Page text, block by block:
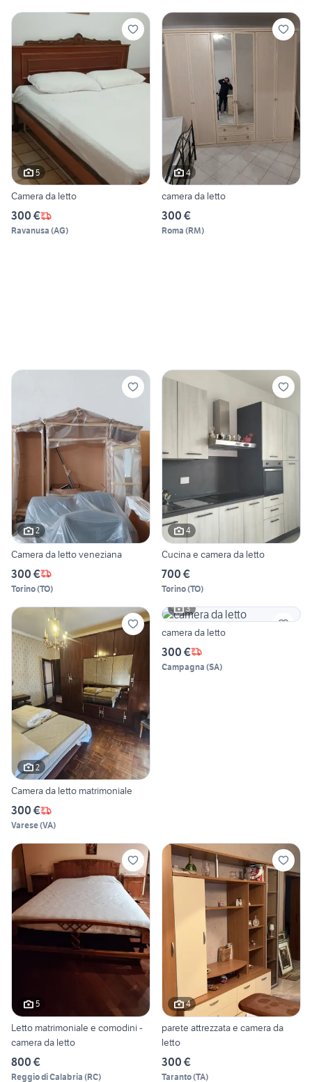
5
Camera da letto
300 €
Ravanusa (AG)
4
camera da letto
300 €
Roma (RM)
2
Camera da letto veneziana
300 €
Torino(TO)
4
Cucina e camera da letto
700 €
Torino(TO)
2
Camera da letto matrimoniale
300 €
Varese(VA)
3
camera da letto
300 €
Campagna (SA)
5
Letto matrimoniale e comodini -
camera da letto
800 €
Reggio di Calabria (RC)
4
parete attrezzata e camera da
letto
300 €
Taranto(TA)